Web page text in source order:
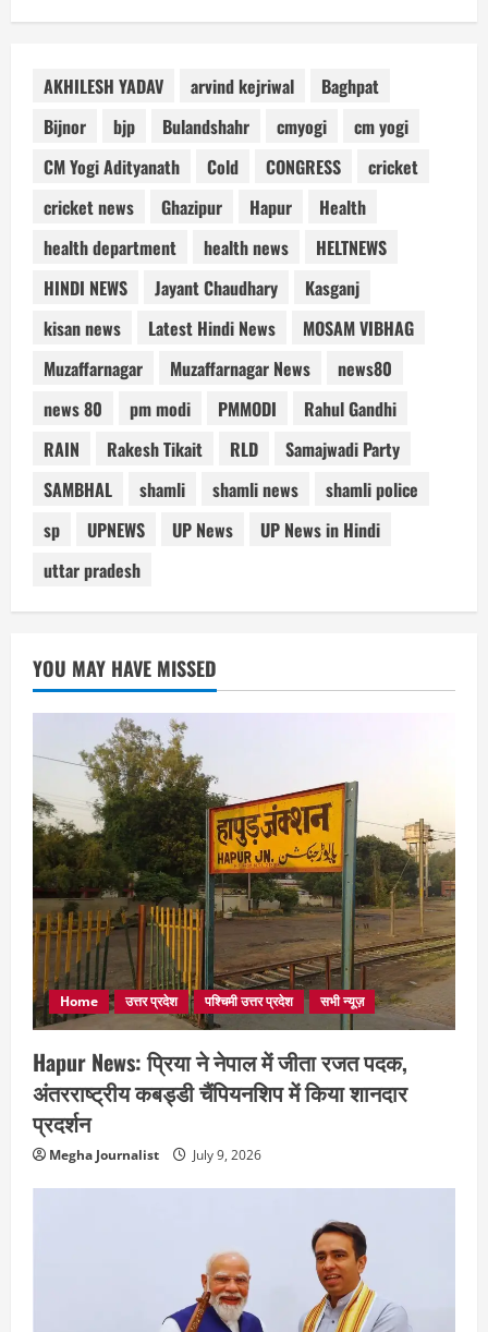
AKHILESH YADAV arvind kejriwal
Baghpat
Bijnor
bjp Bulandshahr cmyogi
cm yogi
CM Yogi Adityanath
Cold CONGRESS
cricket
cricket news
Ghazipur Hapur
Health
health department
health news
HELTNEWS
HINDI NEWS
Jayant Chaudhary
Kasganj
kisan news
Latest Hindi News
MOSAM VIBHAG
Muzaffarnagar
Muzaffarnagar News
news80
news 80
pm modi PMMODI
Rahul Gandhi
RAIN
Rakesh Tikait RLD
Samajwadi Party
SAMBHAL
shamli shamli news
shamli police
sp
UPNEWS UP News
UP News in Hindi
uttar pradesh
YOU MAY HAVE MISSED
Home उत्तर प्रदेश पश्चिमी उत्तर प्रदेश सभी न्यूज़
Hapur News: प्रिया ने नेपाल में जीता रजत पदक,
अंतरराष्ट्रीय कबड्डी चैंपियनशिप में किया शानदार
प्रदर्शन
Megha Journalist July 9, 2026